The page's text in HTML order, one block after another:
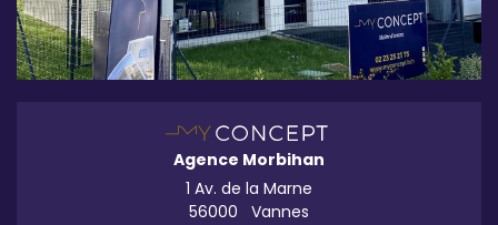
Agence Morbihan
1 Av. de la Marne
56000
Vannes